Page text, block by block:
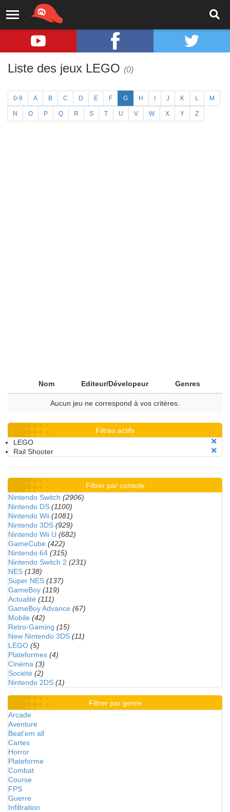
Liste des jeux LEGO (0)
0-9 A B C D E F G H J K L M
N O P Q R S T U V W X Y Z
Nom Editeur/Dévelopeur Genres
Aucun jeu ne correspond à vos critères.
Filtres actifs
LEGO
Rail Shooter
Filtrer par console
Nintendo Switch (2906)
Nintendo DS (1100)
Nintendo Wii (1081)
Nintendo 3DS (929)
Nintendo Wii U (682)
GameCube (422)
Nintendo 64 (315)
Nintendo Switch 2 (231)
NES (138)
Super NES (137)
GameBoy (119)
Actualité (111)
GameBoy Advance (67)
Mobile (42)
Retro-Gaming (15)
New Nintendo 3DS (11)
LEGO (5)
Plateformes (4)
Cinéma (3)
Société (2)
Nintendo 2DS (1)
Filtrer par genre
Arcade
Aventure
Beat'em all
Cartes
Horror
Plateforme
Combat
Course
FPS
Guerre
Infiltration